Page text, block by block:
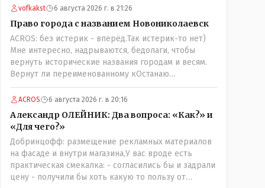
vofkakst 6 августа 2026 г. в 21:26
Право города с названием Новониколаевск
ACROS: без истерик - вперёд.Так истерик-то нет)
Мне интересно, надрываются, бедолаги, чтобы
вернуть исторические названия городам и весям.
Вернут ли переименованному кОстанаю
историческое имя? Ведь для этого же эти она..
ономасты существуют)) Или тут тоже двойной
ACROS 6 августа 2026 г. в 20:16
Александр ОЛЕЙНИК: Два вопроса: «Как?» и
«Для чего?»
Добринцофф: размещение рекламных материалов
на фасаде и внутри магазина,У вас вроде есть
практическая смекалка: - согласились бы и задрали
цену - получили бы хоть какую то пользу от